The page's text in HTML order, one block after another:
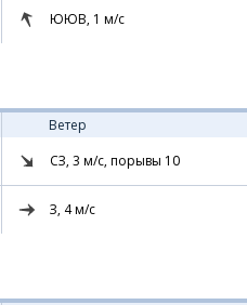
ЮЮВ, 1 м/с
Ветер
СЗ, 3 м/с, порывы 10
З, 4м/с